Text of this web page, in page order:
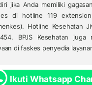
jika Anda memiliki
di hotline 119
Hotline Kesehatan
BPJS Kesehatan juga
di faskes penyedia
Ikuti Whatsapp